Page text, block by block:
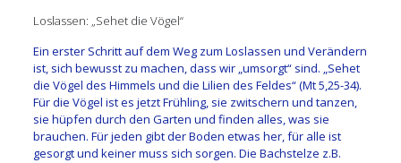
Loslassen: „Sehet die Vögel“
Ein erster Schritt auf dem Weg zum Loslassen und Verändern
ist, sich bewusst zu machen, dass wir „umsorgt“ sind. „Sehet
die Vögel des Himmels und die Lilien des Feldes“ (Mt 5,25-34).
Für die Vögel ist es jetzt Frühling, sie zwitschern und tanzen,
sie hüpfen durch den Garten und finden alles, was sie
brauchen. Für jeden gibt der Boden etwas her, für alle ist
gesorgt und keiner muss sich sorgen. Die Bachstelze z.B.